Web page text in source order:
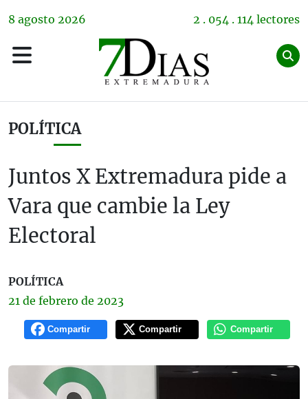
8 agosto 2026 2 . 054 . 114 lectores
POLÍTICA
Juntos X Extremadura pide a
Vara que cambie la Ley
Electoral
POLÍTICA
21 de febrero de 2023
Compartir Compartir Compartir